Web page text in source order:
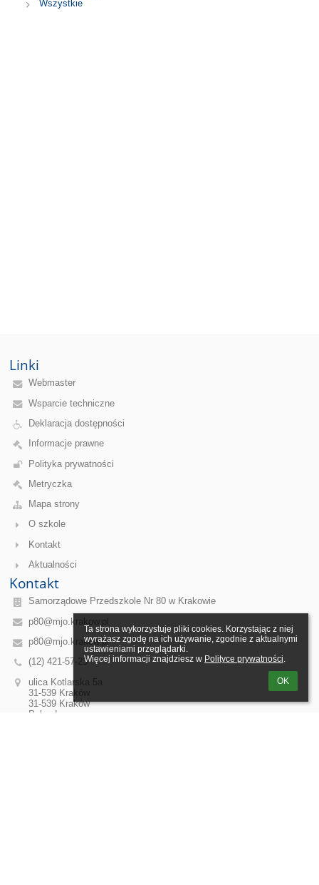
Ta strona wykorzystuje pliki cookies. Korzystając z niej
wyrażasz zgodę na ich używanie, zgodnie z aktualnymi
ustawieniami przeglądarki.
Więcej informacji znajdziesz w Polityce prywatności.
OK
Wszystkie
Linki
Webmaster
Wsparcie techniczne
Deklaracja dostępności
Informacje prawne
Polityka prywatności
Metryczka
Mapa strony
O szkole
Kontakt
Aktualności
Kontakt
Samorządowe Przedszkole Nr 80 w Krakowie
p80@mjo.krakow.pl
p80@mjo.krakow.pl
(12) 421-57-23
ulica Kotlarska 5a
31-539 Kraków
31-539 Kraków
Poland